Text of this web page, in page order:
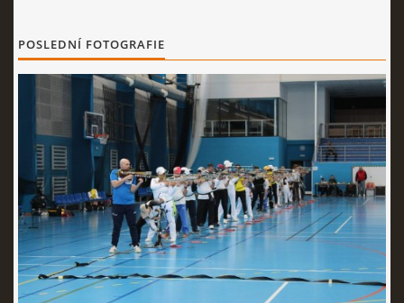
POSLEDNÍ FOTOGRAFIE